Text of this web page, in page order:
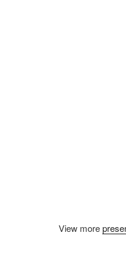
View more